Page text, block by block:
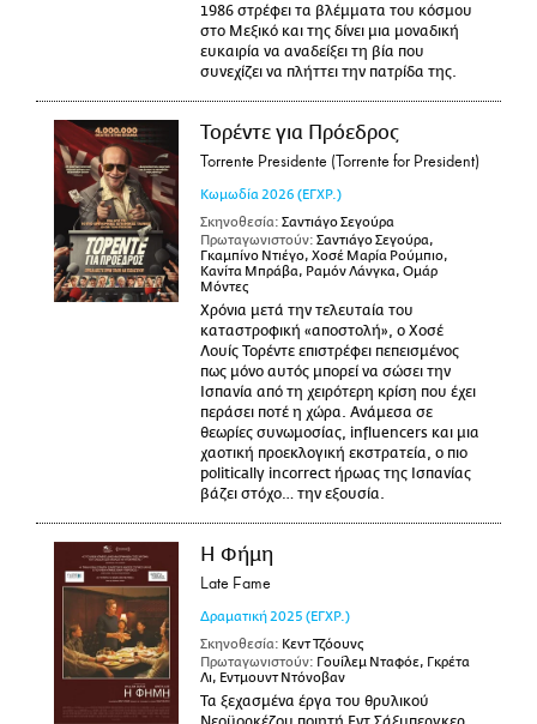
1986 στρέφει τα βλέμματα του κόσμου
στο Μεξικό και της δίνει μια μοναδική
ευκαιρία να αναδείξει τη βία που
συνεχίζει να πλήττει την πατρίδα της.
Τορέντε για Πρόεδρος
Torrente Presidente (Torrente for President)
Κωμωδία 2026 (ΕΓΧΡ.)
Σκηνοθεσία: Σαντιάγο Σεγούρα
Πρωταγωνιστούν: Σαντιάγο Σεγούρα,
Γκαμπίνο Ντιέγο, Χοσέ Μαρία Ρούμπιο,
Κανίτα Μπράβα, Ραμόν Λάνγκα, Ομάρ
Μόντες
Χρόνια μετά την τελευταία του
καταστροφική «αποστολή», ο Χοσέ
Λουίς Τορέντε επιστρέφει πεπεισμένος
πως μόνο αυτός μπορεί να σώσει την
Ισπανία από τη χειρότερη κρίση που έχει
περάσει ποτέ η χώρα. Ανάμεσα σε
θεωρίες συνωμοσίας, influencers και μια
χαοτική προεκλογική εκστρατεία, ο πιο
politically incorrect ήρωας της Ισπανίας
βάζει στόχο… την εξουσία.
Η Φήμη
Late Fame
Δραματική 2025 (ΕΓΧΡ.)
Σκηνοθεσία: Κεντ Τζόουνς
Πρωταγωνιστούν: Γουίλεμ Νταφόε, Γκρέτα
Λι, Εντμουντ Ντόνοβαν
Τα ξεχασμένα έργα του θρυλικού